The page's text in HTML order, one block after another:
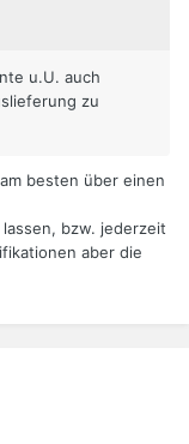
u.U. auch
zu
besten über einen
bzw. jederzeit
aber die